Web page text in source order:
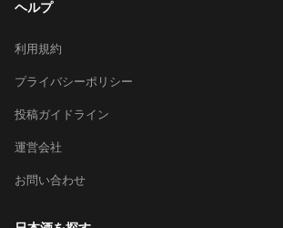
ヘルプ
利用規約
プライバシーポリシー
投稿ガイドライン
運営会社
お問い合わせ